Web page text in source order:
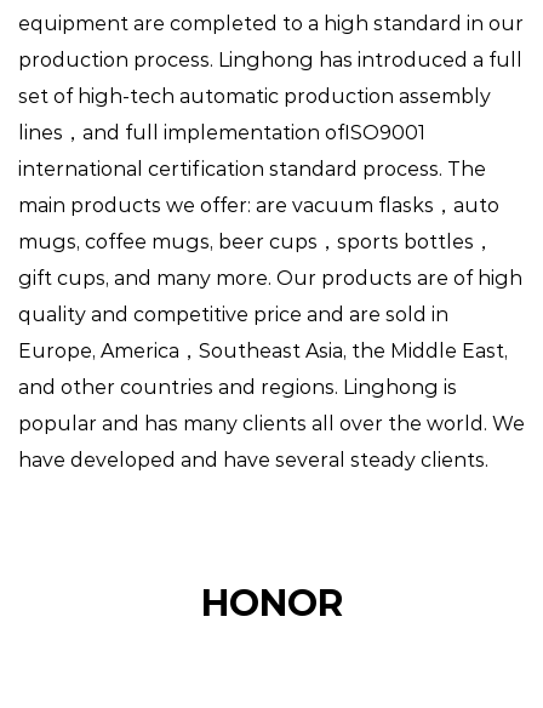
equipment are completed to a high standard in our
production process. Linghong has introduced a full
set of high-tech automatic production assembly
lines，and full implementation ofISO9001
international certification standard process. The
main products we offer: are vacuum flasks，auto
mugs, coffee mugs, beer cups，sports bottles，
gift cups, and many more. Our products are of high
quality and competitive price and are sold in
Europe, America，Southeast Asia, the Middle East,
and other countries and regions. Linghong is
popular and has many clients all over the world. We
have developed and have several steady clients.
HONOR